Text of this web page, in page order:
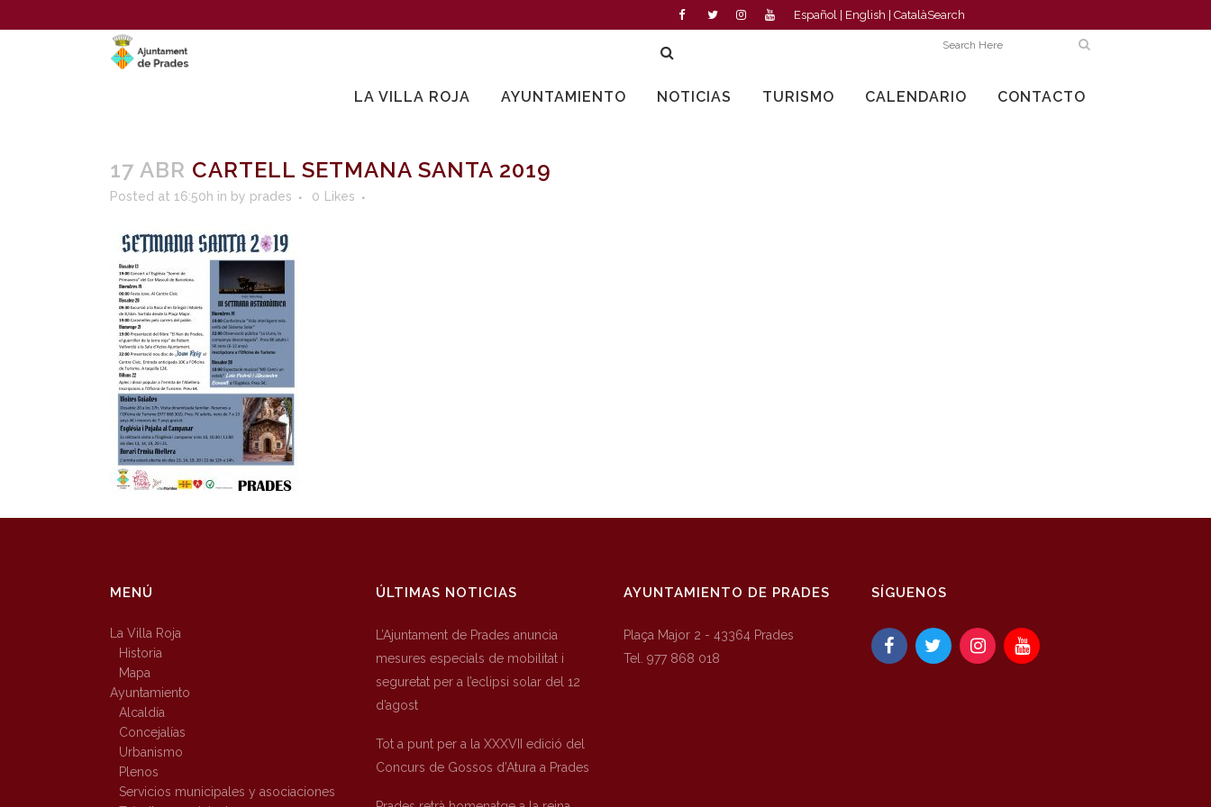
Español English CatalàSearch
LA VILLA ROJA AYUNTAMIENTO NOTICIAS TURISMO CALENDARIO CONTACTO
17 ABR CARTELL SETMANA SANTA 2019
Posted at 16:50h in by prades 0 Likes
MENÚ
La Villa Roja
Historia
Mapa
Ayuntamiento
Alcaldía
Concejalías
Urbanismo
Plenos
Servicios municipales y asociaciones
ÚLTIMAS NOTICIAS
L’Ajuntament de Prades anuncia
mesures especials de mobilitat i
seguretat per a l’eclipsi solar del 12
d’agost
Tot a punt per a la XXXVII edició del
Concurs de Gossos d’Atura a Prades
AYUNTAMIENTO DE PRADES
Plaça Major 2 - 43364 Prades
Tel. 977 868 018
SÍGUENOS